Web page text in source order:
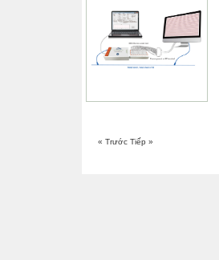
« Trước Tiếp »